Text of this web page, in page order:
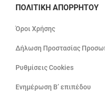
ΠΟΛΙΤΙΚΗ ΑΠΟΡΡΗΤΟΥ
Όροι Χρήσης
Δήλωση Προστασίας
Ρυθμίσεις Cookies
Ενημέρωση Β’ επιπέδου